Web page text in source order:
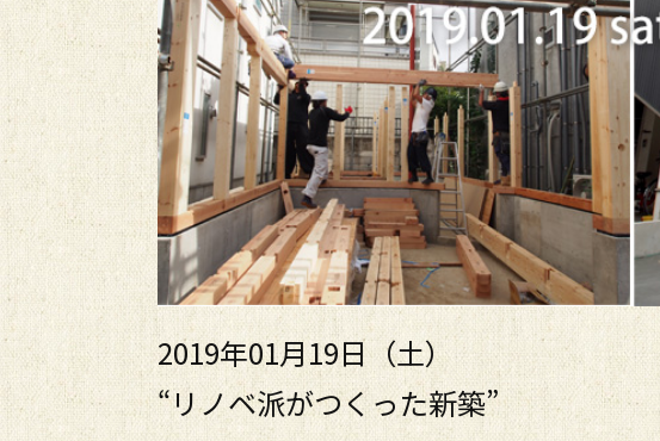
2019年01月19日（土）
“リノベ派がつくった新築”